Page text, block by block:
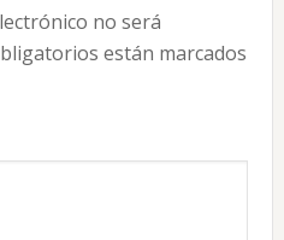
no será
están marcados